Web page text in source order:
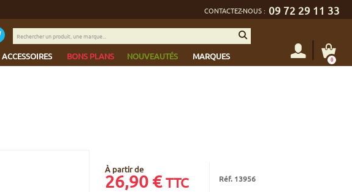
CONTACTEZ-NOUS : 09 72 29 11 33
ACCESSOIRES BONS PLANS NOUVEAUTÉS MARQUES 0
À partir de
26,90€ TTC Réf. 13956